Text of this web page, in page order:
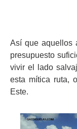
Así que aquellos
presupuesto
vivir el lado
esta mítica ruta,
Este.